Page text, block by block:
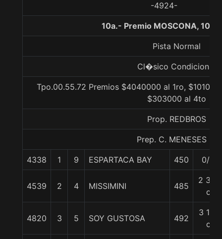
-4924-
10a.- Premio MOSCONA,
Pista Normal
Cl�sico Condicional
Tpo.00.55.72 Premios $4040000 al 1ro,
$303000 al 4to
Prop. REDBROS
Prep. C. MENESES S.
4338 1 9 ESPARTACA BAY 450 0/0
4539 2 4 MISSIMINI 485
2 3/4
c
4820 3 5 SOY GUSTOSA 492
3 1/4
c